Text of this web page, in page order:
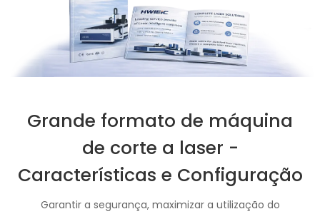
Grande formato de máquina
de corte a laser -
Características e Configuração
Garantir a segurança, maximizar a utilização do